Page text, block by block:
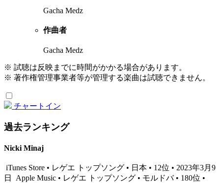
Gacha Medz
作曲者
Gacha Medz
※ 試聴は反映までに時間がかかる場合があります。
※ 著作権管理事業者等が管理する楽曲は試聴できません。
チャートイン
過去ランキング
Nicki Minaj
iTunes Store • レゲエ トップソング • 日本 • 12位 • 2023年3月9
日
Apple Music • レゲエ トップソング • モルドバ • 180位 •